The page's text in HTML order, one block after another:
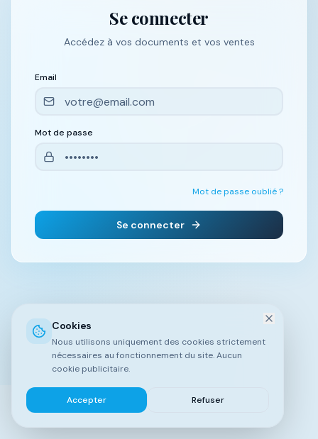
Se connecter
Accédez à vos documents et vos ventes
Email
Mot de passe
Mot de passe oublié ?
Se connecter
Cookies
Nous utilisons uniquement des cookies strictement
nécessaires au fonctionnement du site. Aucun
cookie publicitaire.
Accepter Refuser